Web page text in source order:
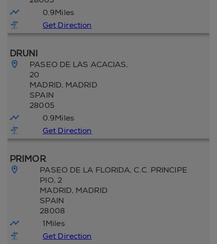
0.9Miles
Get Direction
DRUNI
PASEO DE LAS ACACIAS,
20
MADRID, MADRID
SPAIN
28005
0.9Miles
Get Direction
PRIMOR
PASEO DE LA FLORIDA, C.C. PRINCIPE
PIO, 2
MADRID, MADRID
SPAIN
28008
1Miles
Get Direction